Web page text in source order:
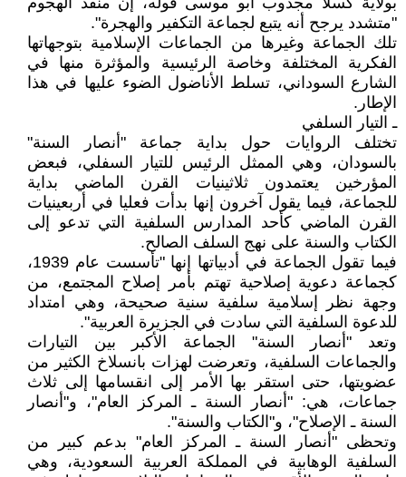
"متشدد يرجح أنه يتبع لجماعة التكفير والهجرة".
تلك الجماعة وغيرها من الجماعات الإسلامية بتوجهاتها
الفكرية المختلفة وخاصة الرئيسية والمؤثرة منها في
الشارع السوداني، تسلط الأناضول الضوء عليها في هذا
الإطار.
ـ التيار السلفي
تختلف الروايات حول بداية جماعة "أنصار السنة"
بالسودان، وهي الممثل الرئيس للتيار السفلي، فبعض
المؤرخين يعتمدون ثلاثينيات القرن الماضي بداية
للجماعة، فيما يقول آخرون إنها بدأت فعليا في أربعينيات
القرن الماضي كأحد المدارس السلفية التي تدعو إلى
الكتاب والسنة على نهج السلف الصالح.
فيما تقول الجماعة في أدبياتها إنها "تأسست عام 1939،
كجماعة دعوية إصلاحية تهتم بأمر إصلاح المجتمع، من
وجهة نظر إسلامية سلفية سنية صحيحة، وهي امتداد
للدعوة السلفية التي سادت في الجزيرة العربية".
وتعد "أنصار السنة" الجماعة الأكبر بين التيارات
والجماعات السلفية، وتعرضت لهزات بانسلاخ الكثير من
عضويتها، حتى استقر بها الأمر إلى انقسامها إلى ثلاث
جماعات، هي: "أنصار السنة ـ المركز العام"، و"أنصار
السنة ـ الإصلاح"، و"الكتاب والسنة".
وتحظى "أنصار السنة ـ المركز العام" بدعم كبير من
السلفية الوهابية في المملكة العربية السعودية، وهي